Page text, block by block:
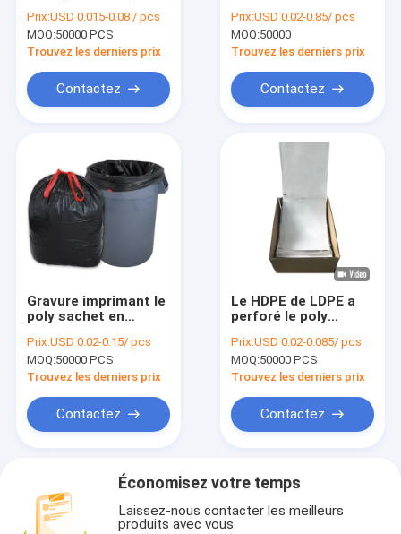
nourriture de sachet
en plastique de LDPE
OPP
Prix:USD 0.015-0.08 / pcs
MOQ:50000 PCS
Trouvez les derniers prix
Contactez
des vêtements
manipulent des sacs
à provisions
Prix:USD 0.02-0.85/ pcs
MOQ:50000
Trouvez les derniers prix
Contactez
Gravure imprimant le
poly sachet en
Prix:USD 0.02-0.15/ pcs
MOQ:50000 PCS
Trouvez les derniers prix
Contactez
Le HDPE de LDPE a
perforé le poly
Fanfolded a pré
ouvert le type
Prix:USD 0.02-0.085/ pcs
MOQ:50000 PCS
Trouvez les derniers prix
Contactez
Économisez votre temps
Laissez-nous contacter les meilleurs
produits avec vous.